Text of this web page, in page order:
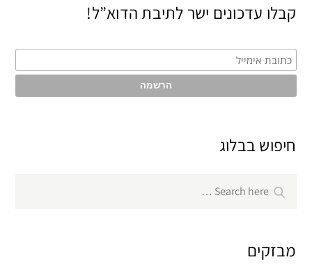
קבלו עדכונים ישר לתיבת הדוא”ל!
חיפוש בבלוג
for:
Search
מבזקים